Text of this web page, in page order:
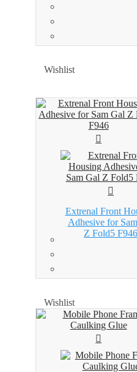
Wishlist
Extrenal Front
Adhesive for
Z Fold5 F946
Wishlist